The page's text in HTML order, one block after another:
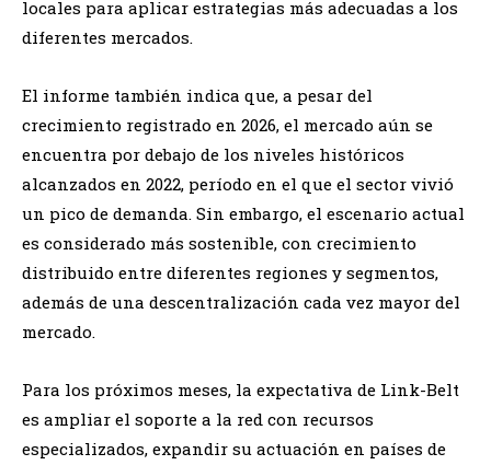
locales para aplicar estrategias más adecuadas a los
diferentes mercados.
El informe también indica que, a pesar del
crecimiento registrado en 2026, el mercado aún se
encuentra por debajo de los niveles históricos
alcanzados en 2022, período en el que el sector vivió
un pico de demanda. Sin embargo, el escenario actual
es considerado más sostenible, con crecimiento
distribuido entre diferentes regiones y segmentos,
además de una descentralización cada vez mayor del
mercado.
Para los próximos meses, la expectativa de Link-Belt
es ampliar el soporte a la red con recursos
especializados, expandir su actuación en países de